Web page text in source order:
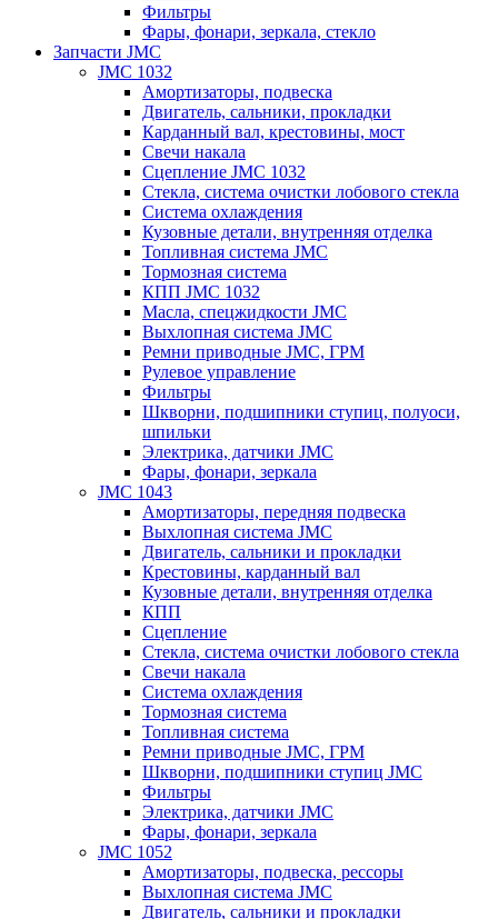
Фильтры
Фары, фонари, зеркала, стекло
Запчасти JMC
JMC 1032
Амортизаторы, подвеска
Двигатель, сальники, прокладки
Карданный вал, крестовины, мост
Свечи накала
Сцепление JMC 1032
Стекла, система очистки лобового стекла
Система охлаждения
Кузовные детали, внутренняя отделка
Топливная система JMC
Тормозная система
КПП JMC 1032
Масла, спецжидкости JMC
Выхлопная система JMC
Ремни приводные JMC, ГРМ
Рулевое управление
Фильтры
Шкворни, подшипники ступиц, полуоси,
шпильки
Электрика, датчики JMC
Фары, фонари, зеркала
JMC 1043
Амортизаторы, передняя подвеска
Выхлопная система JMC
Двигатель, сальники и прокладки
Крестовины, карданный вал
Кузовные детали, внутренняя отделка
КПП
Сцепление
Стекла, система очистки лобового стекла
Свечи накала
Система охлаждения
Тормозная система
Топливная система
Ремни приводные JMC, ГРМ
Шкворни, подшипники ступиц JMC
Фильтры
Электрика, датчики JMC
Фары, фонари, зеркала
JMC 1052
Амортизаторы, подвеска, рессоры
Выхлопная система JMC
Двигатель, сальники и прокладки